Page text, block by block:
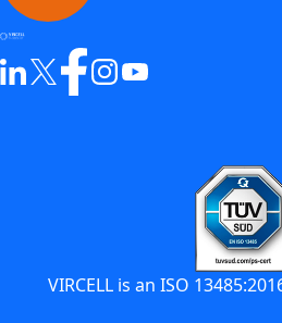
VIRCELL is an ISO